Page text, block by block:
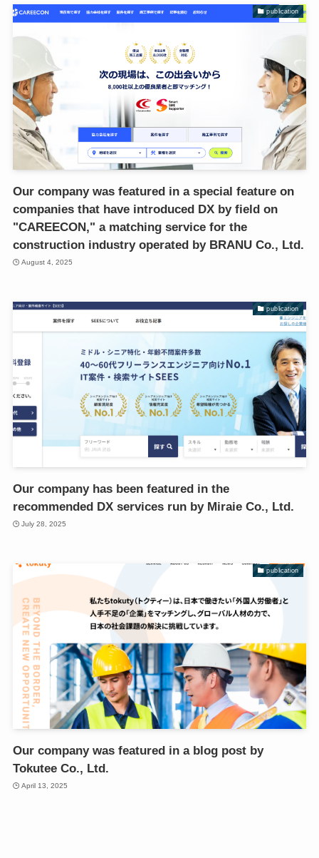
publication
Our company was featured in a special feature on
companies that have introduced DX by field on
"CAREECON," a matching service for the
construction industry operated by BRANU Co., Ltd.
August 4, 2025
publication
Our company has been featured in the
recommended DX services run by Miraie Co., Ltd.
July 28, 2025
publication
Our company was featured in a blog post by
Tokutee Co., Ltd.
April 13, 2025